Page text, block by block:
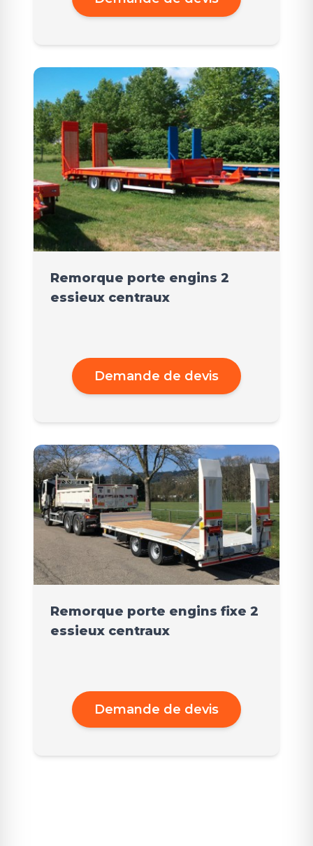
Remorque porte engins 2
essieux centraux
Demande de devis
Remorque porte engins fixe 2
essieux centraux
Demande de devis